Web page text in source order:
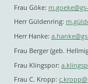
Frau Göke:
Herr Güldenring:
Herr Hanke:
Frau Berger (geb.
Frau Klingspor:
Frau C. Kropp: